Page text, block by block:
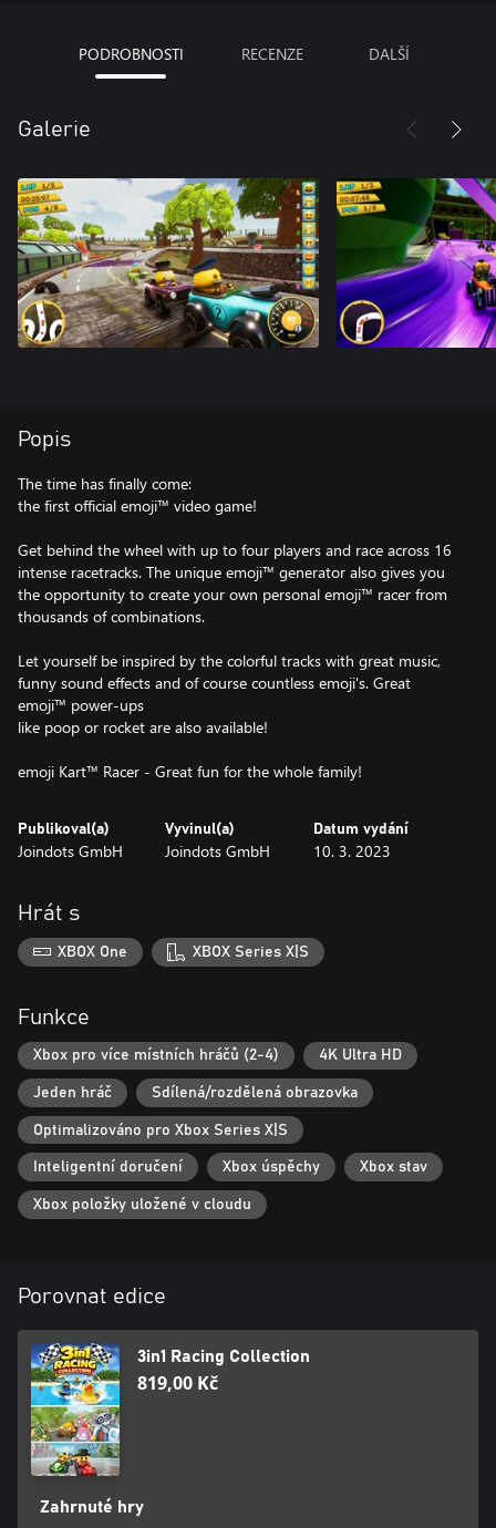
PODROBNOSTI RECENZE DALŠÍ
Galerie
Popis
The time has finally come:
the first official emoji™ video game!
Get behind the wheel with up to four players and race across 16
intense racetracks. The unique emoji™ generator also gives you
the opportunity to create your own personal emoji™ racer from
thousands of combinations.
Let yourself be inspired by the colorful tracks with great music,
funny sound effects and of course countless emoji's. Great
emoji™ power-ups
like poop or rocket are also available!
emoji Kart™ Racer - Great fun for the whole family!
Publikoval(a)
Joindots GmbH
Vyvinul(a)
Joindots GmbH
Datum vydání
10. 3. 2023
Hrát s
XBOX One XBOX Series X|S
Funkce
Xbox pro více místních hráčů (2-4) 4K Ultra HD
Jeden hráč Sdílená/rozdělená obrazovka
Optimalizováno pro Xbox Series X|S
Inteligentní doručení Xbox úspěchy Xbox stav
Xbox položky uložené v cloudu
Porovnat edice
3in1 Racing Collection
819,00 Kč
Zahrnuté hry